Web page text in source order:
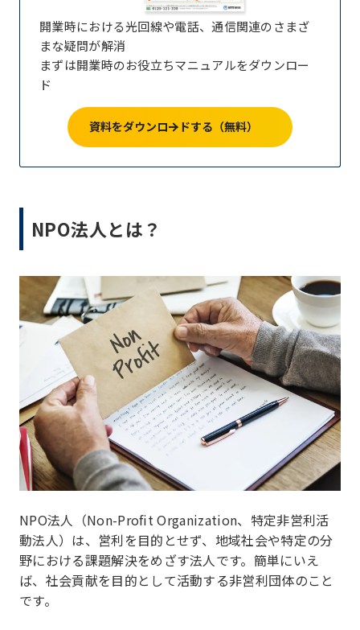
開業時における光回線や電話、通信関連のさまざ
まな疑問が解消
まずは開業時のお役立ちマニュアルをダウンロー
ド
資料をダウンロードする（無料）
NPO法人とは？
NPO法人（Non-Profit Organization、特定非営利活
動法人）は、営利を目的とせず、地域社会や特定の分
野における課題解決をめざす法人です。簡単にいえ
ば、社会貢献を目的として活動する非営利団体のこと
です。